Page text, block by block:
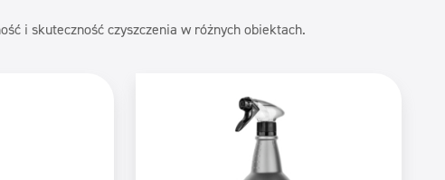
i skuteczność czyszczenia w różnych obiektach.